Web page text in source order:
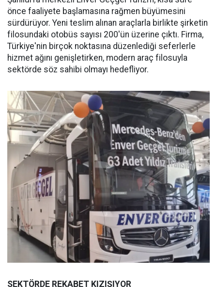
önce faaliyete başlamasına rağmen büyümesini
sürdürüyor. Yeni teslim alınan araçlarla birlikte şirketin
filosundaki otobüs sayısı 200'ün üzerine çıktı. Firma,
Türkiye'nin birçok noktasına düzenlediği seferlerle
hizmet ağını genişletirken, modern araç filosuyla
sektörde söz sahibi olmayı hedefliyor.
SEKTÖRDE REKABET KIZIŞIYOR